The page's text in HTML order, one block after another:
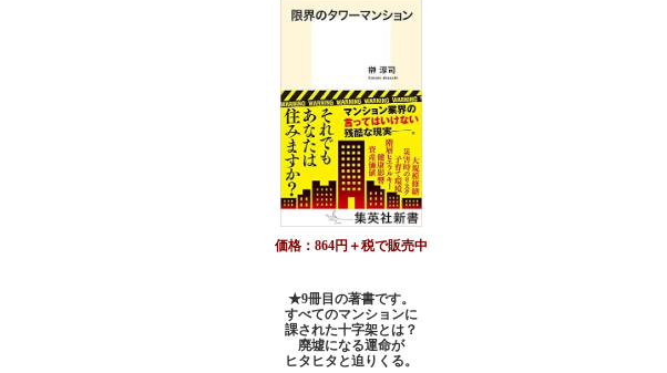
価格：864円＋税で販売中
★9冊目の著書です。
すべてのマンションに
課された十字架とは？
廃墟になる運命が
ヒタヒタと迫りくる。